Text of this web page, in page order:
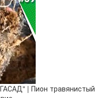
| Пион травянистый